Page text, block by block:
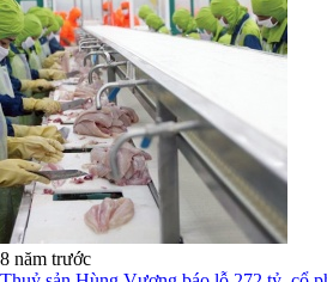
8 năm trước